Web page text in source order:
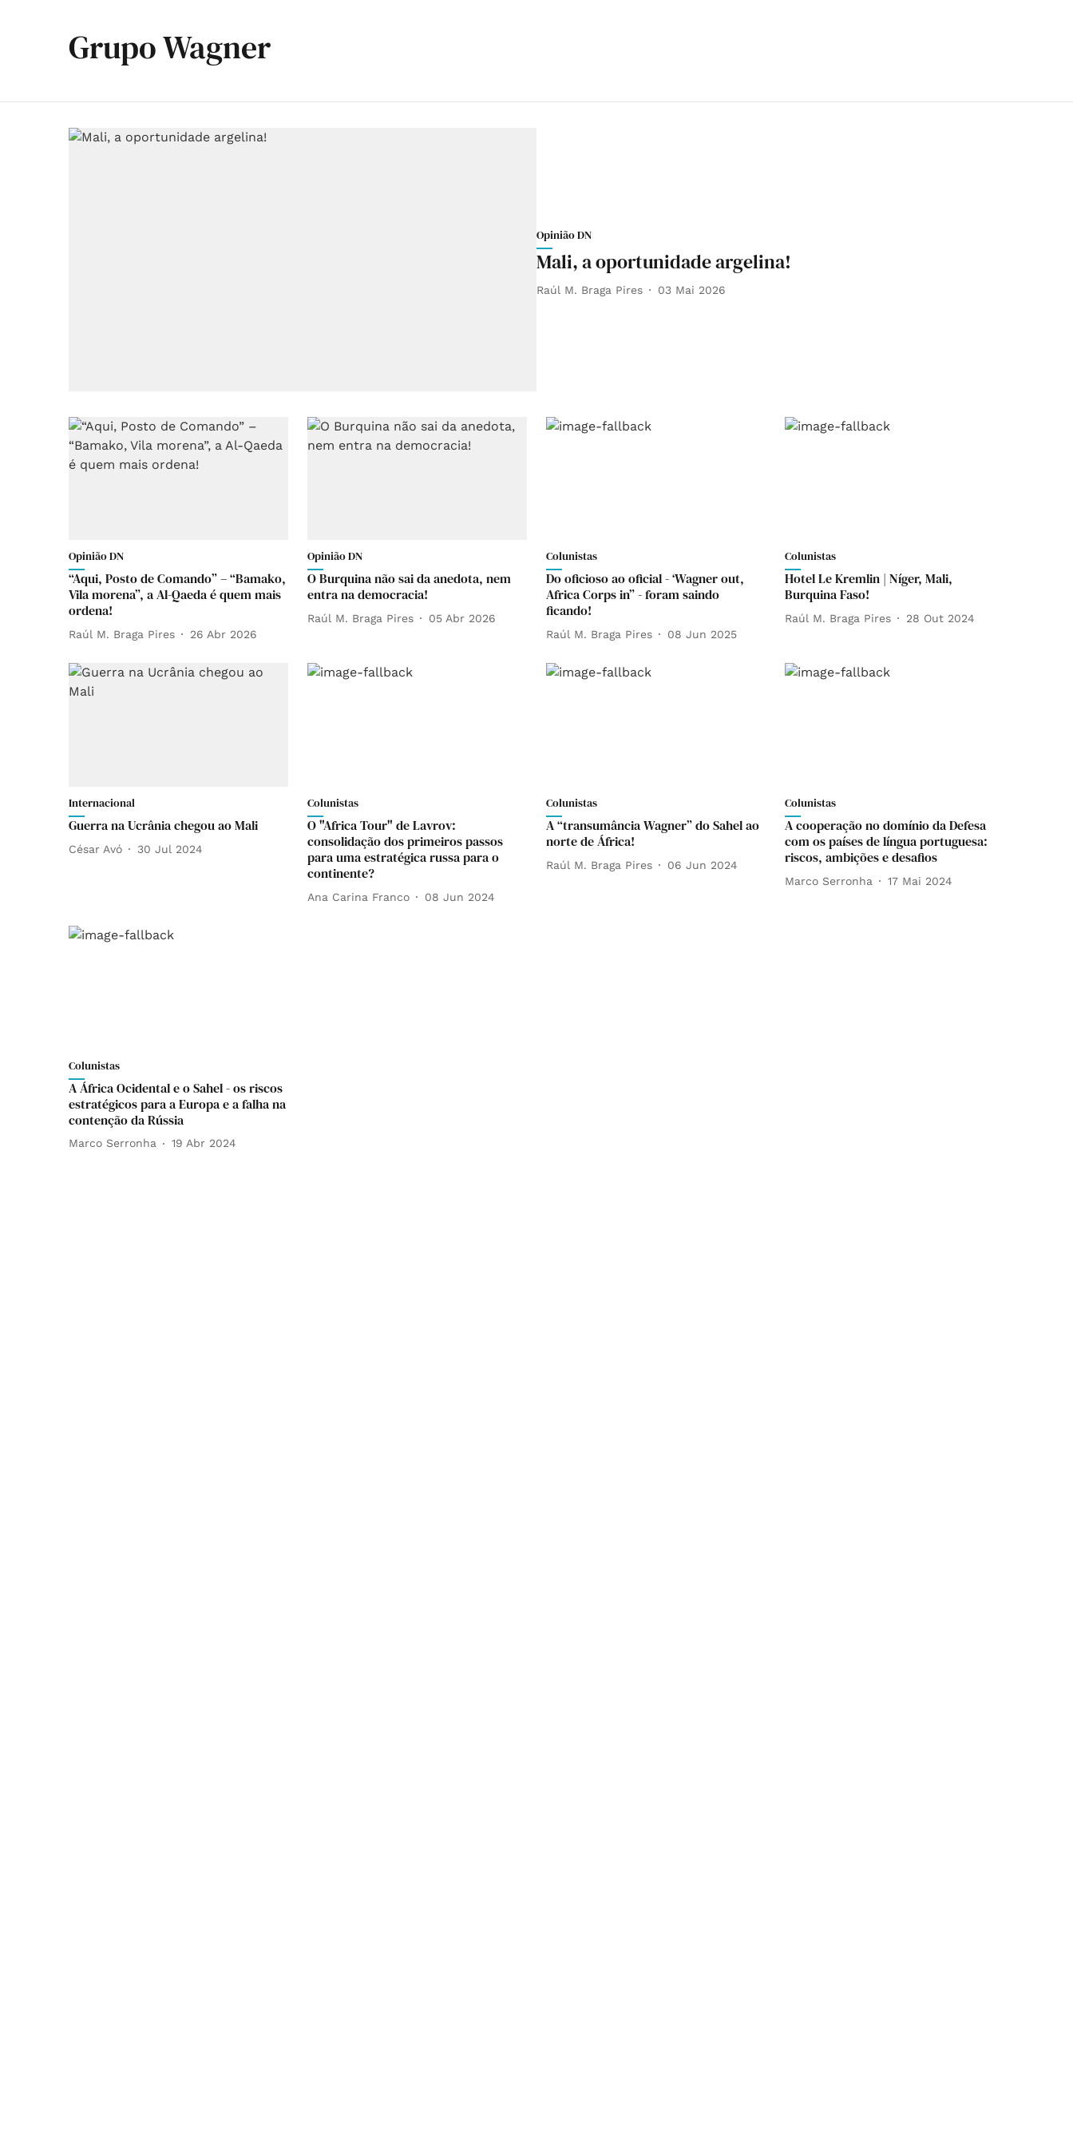
Grupo Wagner
Opinião DN
Mali, a oportunidade argelina!
Raúl M. Braga Pires 03 Mai 2026
Opinião DN
“Aqui, Posto de Comando” – “Bamako,
Vila morena”, a Al-Qaeda é quem mais
ordena!
Raúl M. Braga Pires 26 Abr 2026
Opinião DN
O Burquina não sai da anedota, nem
entra na democracia!
Raúl M. Braga Pires 05 Abr 2026
Colunistas
Do oficioso ao oficial - ‘Wagner out,
Africa Corps in” - foram saindo
ficando!
Raúl M. Braga Pires 08 Jun 2025
Colunistas
Hotel Le Kremlin | Níger, Mali,
Burquina Faso!
Raúl M. Braga Pires 28 Out 2024
Internacional
Guerra na Ucrânia chegou ao Mali
César Avó 30 Jul 2024
Colunistas
O "Africa Tour" de Lavrov:
consolidação dos primeiros passos
para uma estratégica russa para o
continente?
Ana Carina Franco 08 Jun 2024
Colunistas
A “transumância Wagner” do Sahel ao
norte de África!
Raúl M. Braga Pires 06 Jun 2024
Colunistas
A cooperação no domínio da Defesa
com os países de língua portuguesa:
riscos, ambições e desafios
Marco Serronha 17 Mai 2024
Colunistas
A África Ocidental e o Sahel - os riscos
estratégicos para a Europa e a falha na
contenção da Rússia
Marco Serronha 19 Abr 2024